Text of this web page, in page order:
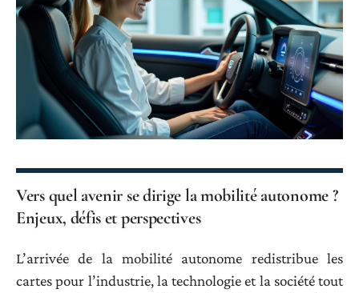
Vers quel avenir se dirige la mobilité autonome ?
Enjeux, défis et perspectives
L’arrivée de la mobilité autonome redistribue les
cartes pour l’industrie, la technologie et la société tout